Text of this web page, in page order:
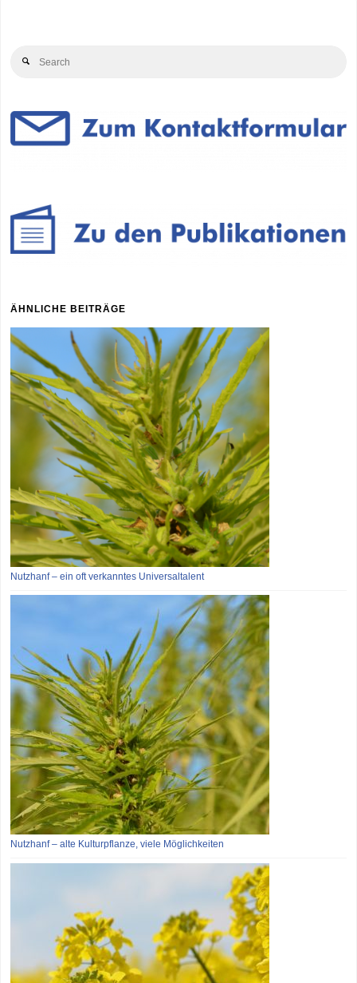
Search
ÄHNLICHE BEITRÄGE
Nutzhanf – ein oft verkanntes Universaltalent
Nutzhanf – alte Kulturpflanze, viele Möglichkeiten